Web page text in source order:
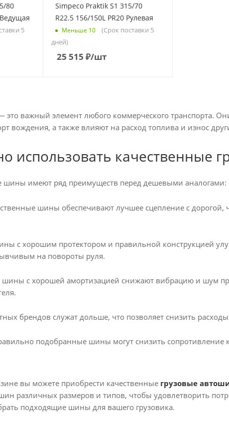
80
5
Simpeco Praktik S1 315/70
R22.5 156/150L PR20 Рулевая
Меньше 10
(Срок поставки 5
дней)
25 515 ₽/шт
это важный элемент любого коммерческого транспорта.
вождения, а также влияют на расход топлива и износ
использовать качественные
шины имеют ряд преимуществ перед дешевыми аналогами:
шины обеспечивают лучшее сцепление с дорогой,
с хорошим протектором и правильной конструкцией
на повороты руля.
шины с хорошей амортизацией снижают вибрацию и шум
брендов служат дольше, что позволяет снизить
подобранные шины могут снизить
вы можете приобрести качественные грузовые
различных размеров и типов, чтобы удовлетворить
подходящие шины для вашего грузовика.